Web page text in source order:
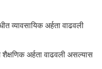
व्यावसायिक अर्हता वाढवली
शैक्षणिक अर्हता वाढवली असल्यास